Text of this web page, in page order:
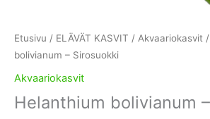
Etusivu / ELÄVÄT KASVIT / Akvaariokasvit
bolivianum – Sirosuokki
Akvaariokasvit
Helanthium bolivianum